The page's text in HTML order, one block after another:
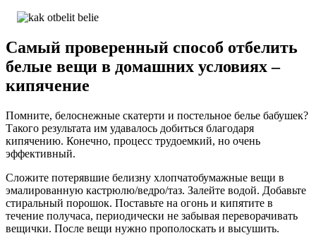
Самый проверенный способ отбелить
белые вещи в домашних условиях –
кипячение
Помните, белоснежные скатерти и постельное белье бабушек?
Такого результата им удавалось добиться благодаря
кипячению. Конечно, процесс трудоемкий, но очень
эффективный.
Сложите потерявшие белизну хлопчатобумажные вещи в
эмалированную кастрюлю/ведро/таз. Залейте водой. Добавьте
стиральный порошок. Поставьте на огонь и кипятите в
течение получаса, периодически не забывая переворачивать
вещички. После вещи нужно прополоскать и высушить.